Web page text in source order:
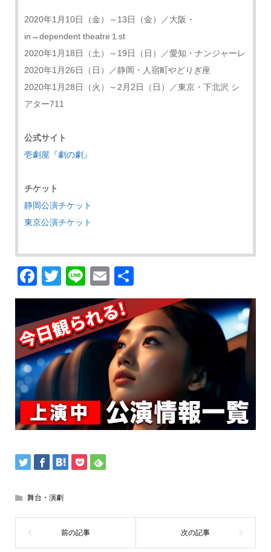
2020年1月10日（金）～13日（金）／大阪・
in→dependent theatre１st
2020年1月18日（土）～19日（日）／愛知・ナンジャーレ
2020年1月26日（日）／静岡・人宿町やどりぎ座
2020年1月28日（火）～2月2日（日）／東京・下北沢 シ
アター711
公式サイト
壱劇屋『劇の劇』
チケット
静岡公演チケット
東京公演チケット
Facebook
Twitter
LineEmail
有
舞台・演劇